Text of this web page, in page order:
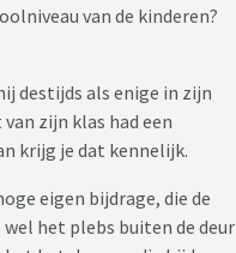
van de kinderen?
destijds als enige in zijn
zijn klas had een
krijg je dat kennelijk.
eigen bijdrage, die de
het plebs buiten de deur